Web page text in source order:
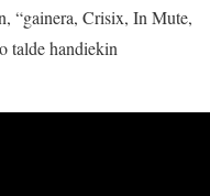
“gainera, Crisix, In Mute,
talde handiekin